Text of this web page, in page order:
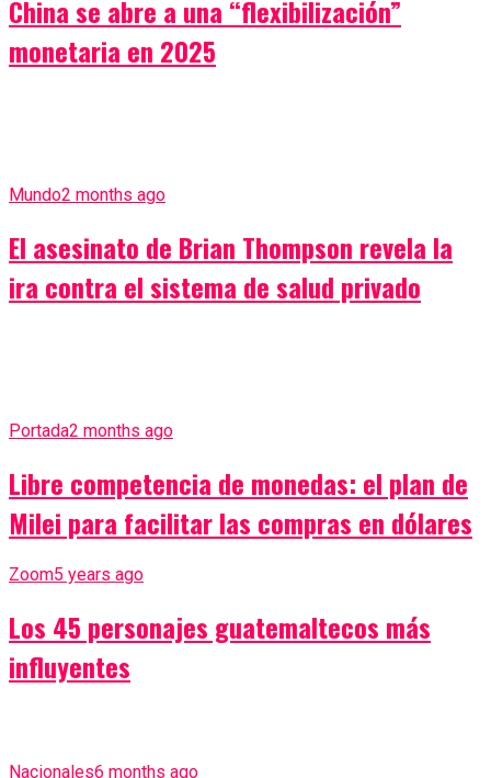
China se abre a una “flexibilización”
monetaria en 2025
Mundo2 months ago
El asesinato de Brian Thompson revela la
ira contra el sistema de salud privado
Portada2 months ago
Libre competencia de monedas: el plan de
Milei para facilitar las compras en dólares
Zoom5 years ago
Los 45 personajes guatemaltecos más
influyentes
Nacionales6 months ago